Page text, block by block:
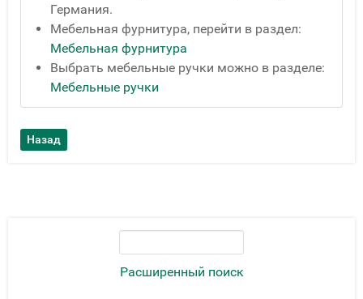
Расширенный поиск
Германия.
Мебельная фурнитура, перейти в раздел:
Мебельная фурнитура
Выбрать мебельные ручки можно в разделе:
Мебельные ручки